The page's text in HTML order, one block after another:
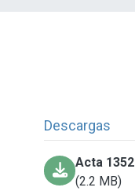
Descargas
Acta 1352
(2.2 MB)